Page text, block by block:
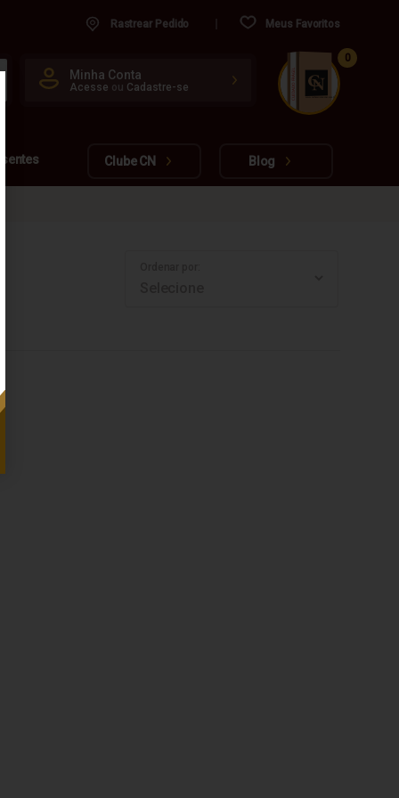
Rastrear Pedido Meus Favoritos
Minha Conta
Acesse ou Cadastre-se
www.cachacarianacional.com.br
CUIDADO FRÁGIL
0
Clube CN Blog